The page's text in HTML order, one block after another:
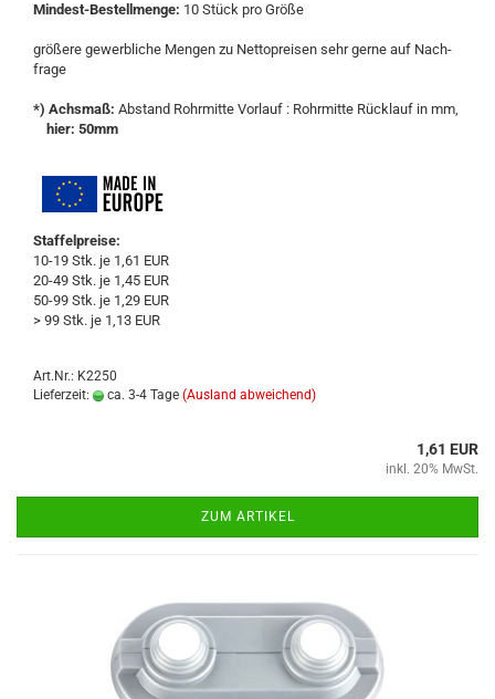
Mindest-​Bestellmenge: 10 Stück pro Größe
grö­ße­re ge­werb­li­che Men­gen zu Net­to­prei­sen sehr gerne auf Nach­
fra­ge
*) Achs­maß: Ab­stand Rohr­mit­te Vor­lauf : Rohr­mit­te Rück­lauf in mm,
hier: 50mm
Staffelpreise:
10-19 Stk. je 1,61 EUR
20-49 Stk. je 1,45 EUR
50-99 Stk. je 1,29 EUR
> 99 Stk. je 1,13 EUR
Art.Nr.: K2250
Lieferzeit:
ca. 3-4 Tage (Ausland abweichend)
1,61 EUR
inkl. 20% MwSt.
ZUM ARTIKEL